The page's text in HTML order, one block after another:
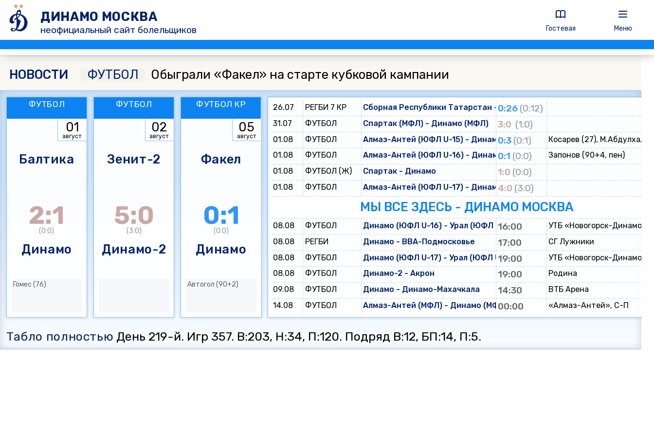
ДИНАМО МОСКВА
неофициальный сайт болельщиков Гостевая Меню
НОВОСТИ ФУТБОЛ Обыграли «Факел» на старте кубковой кампании
ФУТБОЛ
01
август
Балтика
2:1
(0:0)
Динамо
Гомес (76)
ФУТБОЛ
02
август
Зенит-2
5:0
(3:0)
Динамо-2
ФУТБОЛ КР
05
август
Факел
0:1
(0:0)
Динамо
Автогол (90+2)
26.07 РЕГБИ 7 КР Сборная Республики Татарстан - Динамо
0:26 (0:12)
31.07 ФУТБОЛ Спартак (МФЛ) - Динамо (МФЛ) 3:0 (1:0)
01.08 ФУТБОЛ Алмаз-Антей (ЮФЛ U-15) - Динамо (ЮФЛ U-15)
0:3 (0:1)
Косарев (27),
01.08
ФУТБОЛ Алмаз-Антей (ЮФЛ U-16) - Динамо (ЮФЛ U-16)
0:1 (0:0)
Запонов (90+4, пен)
01.08
ФУТБОЛ (Ж) Спартак - Динамо 1:0 (0:0)
01.08 ФУТБОЛ Алмаз-Антей (ЮФЛ U-17) - Динамо (ЮФЛ U-17)
4:0 (3:0)
МЫ ВСЕ ЗДЕСЬ - ДИНАМО МОСКВА
08.08 ФУТБОЛ Динамо (ЮФЛ U-16) - Урал (ЮФЛ U-16)
16:00
УТБ «Новогорск-Динамо»
08.08
РЕГБИ Динамо - ВВА-Подмосковье 17:00
СГ Лужники
08.08
ФУТБОЛ Динамо (ЮФЛ U-17) - Урал (ЮФЛ U-17)
19:00
УТБ «Новогорск-Динамо»
08.08
ФУТБОЛ Динамо-2 - Акрон 19:00
Родина
09.08
ФУТБОЛ Динамо - Динамо-Махачкала 14:30
ВТБ Арена
14.08
ФУТБОЛ Алмаз-Антей (МФЛ) - Динамо (МФЛ)00:00 «Алмаз-Антей», С-П
Табло полностью День 219-й. Игр 357. В:203, Н:34, П:120. Подряд В:12, БП:14, П:5.